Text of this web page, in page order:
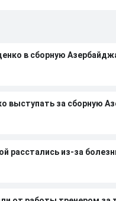
в сборную
выступать за сборную
расстались из-за